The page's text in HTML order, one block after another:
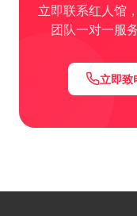
立即联系红人馆
团队一对一服
立即致